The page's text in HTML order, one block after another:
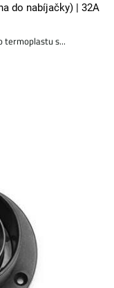
do nabíjačky) | 32A
termoplastu s...